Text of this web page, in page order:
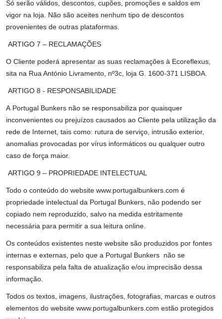
Só serão válidos, descontos, cupões, promoções e saldos em
vigor na loja. Não são aceites nenhum tipo de descontos
provenientes de outras plataformas.
ARTIGO 7 – RECLAMAÇÕES
O Cliente poderá apresentar as suas reclamações à Ecoreflexus,
sita na Rua António Livramento, nº3c, loja G. 1600-371 LISBOA.
ARTIGO 8 - RESPONSABILIDADE
A Portugal Bunkers não se responsabiliza por quaisquer
inconvenientes ou prejuízos causados ao Cliente pela utilização da
rede de Internet, tais como: rutura de serviço, intrusão exterior,
anomalias provocadas por vírus informáticos ou qualquer outro
caso de força maior.
ARTIGO 9 – PROPRIEDADE INTELECTUAL
Todo o conteúdo do website www.portugalbunkers.com é
propriedade intelectual da Portugal Bunkers, não podendo ser
copiado nem reproduzido, salvo na medida estritamente
necessária para permitir a sua leitura online.
Os conteúdos existentes neste website são produzidos por fontes
internas e externas, pelo que a Portugal Bunkers não se
responsabiliza pela falta de atualização e/ou imprecisão dessa
informação.
Todos os textos, imagens, ilustrações, fotografias, marcas e outros
elementos do website www.portugalbunkers.com estão protegidos